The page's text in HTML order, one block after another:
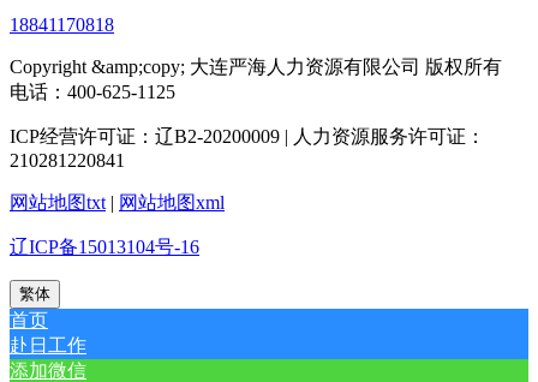
18841170818
Copyright &amp;copy; 大连严海人力资源有限公司 版权所有
电话：400-625-1125
ICP经营许可证：辽B2-20200009 | 人力资源服务许可证：
210281220841
网站地图txt| 网站地图xml
辽ICP备15013104号-16
繁体
首页
赴日工作
添加微信